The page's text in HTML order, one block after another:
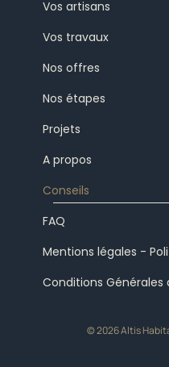
Vos artisans
Vos travaux
Nos offres
Nos étapes
Projets
A propos
Conseils
FAQ
Mentions légales -
Conditions Générales
© 2026 Altis